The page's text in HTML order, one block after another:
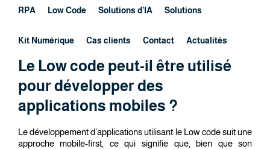
RPA Low Code Solutions d’IA Solutions
Kit Numérique Cas clients Contact Actualités
Le Low code peut-il être utilisé
pour développer des
applications mobiles ?
Le développement d’applications utilisant le Low code suit une
approche mobile-first, ce qui signifie que, bien que son